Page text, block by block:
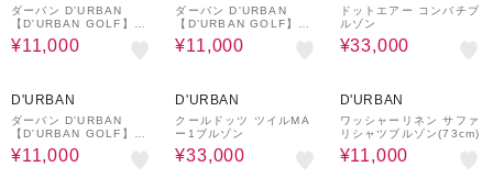
ダーバン D'URBAN
【D'URBAN GOLF】リ
ップストップハーフパン
ツ
¥11,000
ダーバン D'URBAN
【D'URBAN GOLF】マ
イクロギンガムストレー
トパンツ
¥11,000
ドットエアー コンバチブ
ルゾン
¥33,000
D'URBAN
ダーバン D'URBAN
【D'URBAN GOLF】リ
ップストップ ストレート
パンツ
¥11,000
D'URBAN
クールドッツ ツイルMA
ー1ブルゾン
¥33,000
D'URBAN
ワッシャーリネン サファ
リシャツブルゾン(73cm)
¥11,000